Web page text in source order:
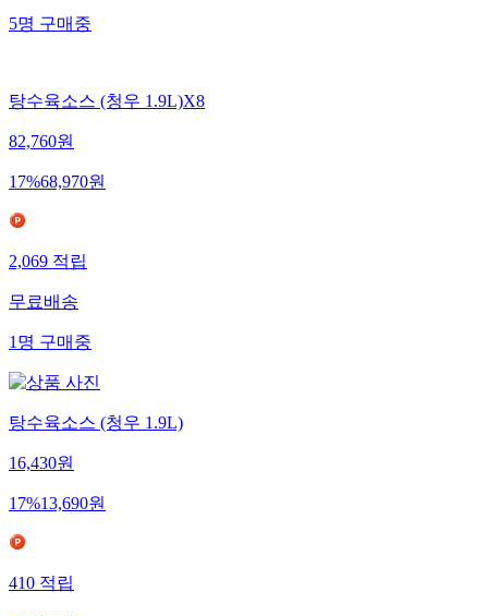
5명 구매중
탕수육소스 (청우 1.9L)X8
82,760원
17%68,970원
2,069적립
무료배송
1명구매중
탕수육소스 (청우 1.9L)
16,430원
17%13,690원
410적립